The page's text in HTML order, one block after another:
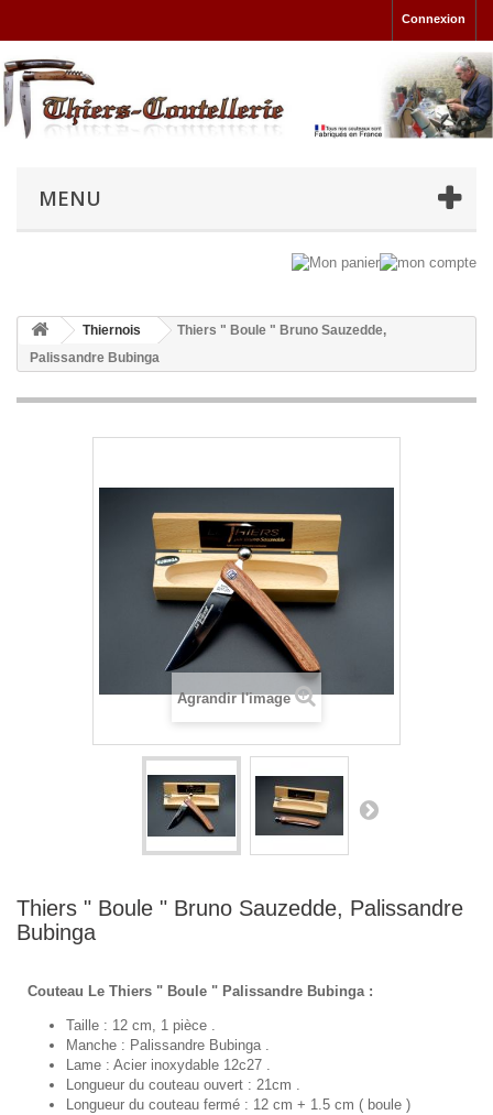
Connexion
MENU
Thiernois
Thiers " Boule " Bruno Sauzedde,
Palissandre Bubinga
Agrandir l'image
Thiers " Boule " Bruno Sauzedde, Palissandre
Bubinga
Couteau Le Thiers " Boule " Palissandre Bubinga :
Taille : 12 cm, 1 pièce .
Manche : Palissandre Bubinga .
Lame : Acier inoxydable 12c27 .
Longueur du couteau ouvert : 21cm .
Longueur du couteau fermé : 12 cm + 1.5 cm ( boule )